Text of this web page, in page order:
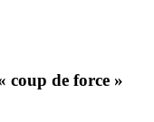
coup de force »